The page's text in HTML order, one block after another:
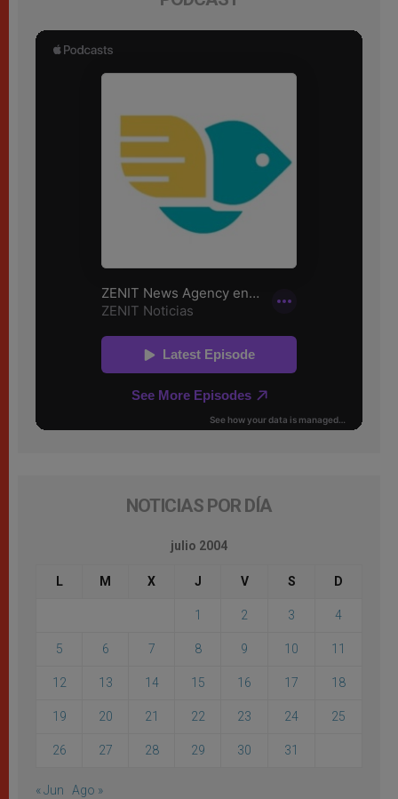
NOTICIAS POR DÍA
julio 2004
L M X J V S D
1 2 3 4
5 6 7 8 9 10 11
12 13 14 15 16 17 18
19 20 21 22 23 24 25
26 27 28 29 30 31
« Jun Ago »